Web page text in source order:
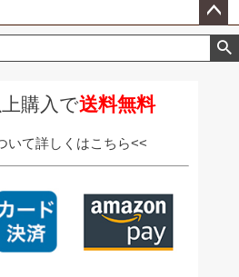
ペー
ジト
購入で送料無料
いて詳しくはこちら<<